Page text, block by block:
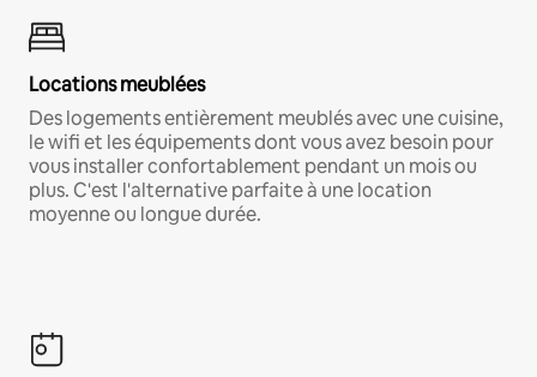
Locations meublées
Des logements entièrement meublés avec une cuisine,
le wifi et les équipements dont vous avez besoin pour
vous installer confortablement pendant un mois ou
plus. C'est l'alternative parfaite à une location
moyenne ou longue durée.